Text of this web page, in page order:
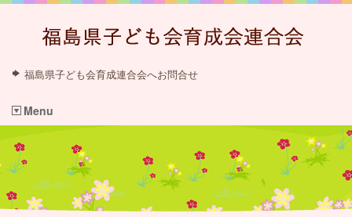
福島県子ども会育成連合会へお問合せ
Menu